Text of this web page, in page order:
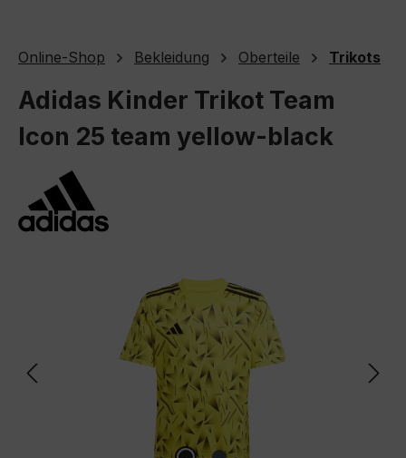
Online-Shop Bekleidung Oberteile Trikots
Adidas Kinder Trikot Team
Icon 25 team yellow-black
Bildergalerie überspringen